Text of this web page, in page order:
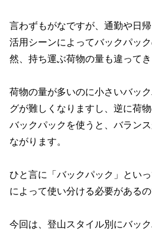
言わずもがなですが、通勤や日
活用シーンによってバックパッ
然、持ち運ぶ荷物の量も違ってき
荷物の量が多いのに小さいバッ
グが難しくなりますし、逆に荷
バックパックを使うと、バラン
ながります。
ひと言に「バックパック」とい
によって使い分ける必要があるの
今回は、登山スタイル別にバッ